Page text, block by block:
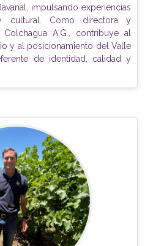
impulsando experiencias
cultural. Como directora y
A.G., contribuye al
y al posicionamiento del Valle
de identidad, calidad y